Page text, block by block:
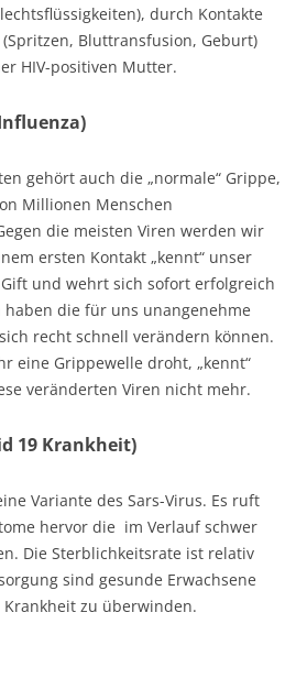
durch Kontakte
Bluttransfusion, Geburt)
HIV-positiven Mutter.
gehört auch die „normale“ Grippe,
Millionen Menschen
die meisten Viren werden wir
ersten Kontakt „kennt“ unser
und wehrt sich sofort erfolgreich
die für uns unangenehme
recht schnell verändern können.
eine Grippewelle droht, „kennt“
veränderten Viren nicht mehr.
19 Krankheit)
Variante des Sars-Virus. Es ruft
hervor die im Verlauf schwer
Die Sterblichkeitsrate ist relativ
sind gesunde Erwachsene
zu überwinden.